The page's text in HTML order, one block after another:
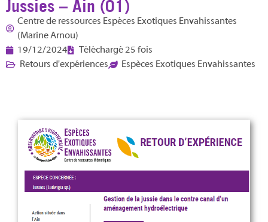
Jussies – Ain (01)
Centre de ressources Espèces Exotiques Envahissantes
(Marine Arnou)
19/12/2024
Téléchargé 25 fois
Retours d'expériences
Espèces Exotiques Envahissantes